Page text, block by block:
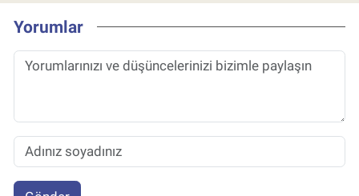
Yorumlar